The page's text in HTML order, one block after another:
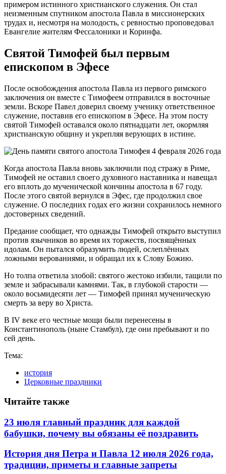
примером истинного христианского служения. Он стал
неизменным спутником апостола Павла в миссионерских
трудах и, несмотря на молодость, с ревностью проповедовал
Евангелие жителям Фессалоники и Коринфа.
Святой Тимофей был первым
епископом в Эфесе
После освобождения апостола Павла из первого римского
заключения он вместе с Тимофеем отправился в восточные
земли. Вскоре Павел доверил своему ученику ответственное
служение, поставив его епископом в Эфесе. На этом посту
святой Тимофей оставался около пятнадцати лет, окормляя
христианскую общину и укрепляя верующих в истине.
Когда апостола Павла вновь заключили под стражу в Риме,
Тимофей не оставил своего духовного наставника и навещал
его вплоть до мученической кончины апостола в 67 году.
После этого святой вернулся в Эфес, где продолжил свое
служение. О последних годах его жизни сохранилось немного
достоверных сведений.
Предание сообщает, что однажды Тимофей открыто выступил
против язычников во время их торжеств, посвящённых
идолам. Он пытался образумить людей, ослеплённых
ложными верованиями, и обращал их к Слову Божию.
Но толпа ответила злобой: святого жестоко избили, тащили по
земле и забрасывали камнями. Так, в глубокой старости —
около восьмидесяти лет — Тимофей принял мученическую
смерть за веру во Христа.
В IV веке его честные мощи были перенесены в
Константинополь (ныне Стамбул), где они пребывают и по
сей день.
Тема:
история
Церковные праздники
Читайте также
23 июля главный праздник для каждой
бабушки, почему вы обязаны её поздравить
История дня Петра и Павла 12 июля 2026 года,
традиции, приметы и главные запреты